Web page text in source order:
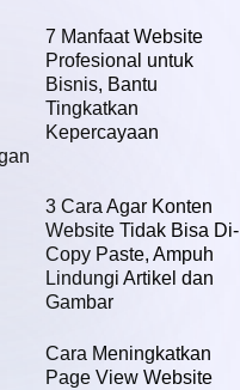
7 Manfaat Website
Profesional untuk
Bisnis, Bantu
Tingkatkan
Kepercayaan
3 Cara Agar Konten
Website Tidak Bisa Di-
Copy Paste, Ampuh
Lindungi Artikel dan
Gambar
Cara Meningkatkan
Page View Website